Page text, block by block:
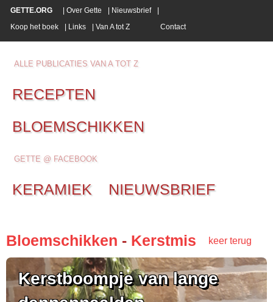
GETTE.ORG Over Gette Nieuwsbrief
Koop het boek
Links Van A tot Z Contact
ALLE PUBLICATIES VAN A TOT Z
RECEPTEN
BLOEMSCHIKKEN
GETTE @ FACEBOOK
KERAMIEK NIEUWSBRIEF
keer terug
Bloemschikken - Kerstmis
Kerstboompje van lange